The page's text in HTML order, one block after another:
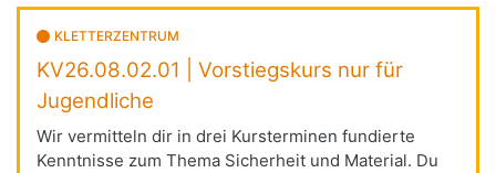
KLETTERZENTRUM
KV26.08.02.01 | Vorstiegskurs nur für
Jugendliche
Wir vermitteln dir in drei Kursterminen fundierte
Kenntnisse zum Thema Sicherheit und Material. Du